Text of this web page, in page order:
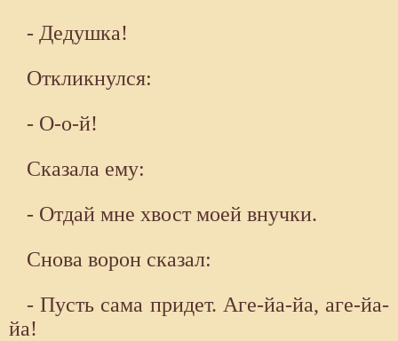
- Дедушка!
Откликнулся:
- О-о-й!
Сказала ему:
- Отдай мне хвост моей внучки.
Снова ворон сказал:
- Пусть сама придет. Аге-йа-йа, аге-йа-
йа!